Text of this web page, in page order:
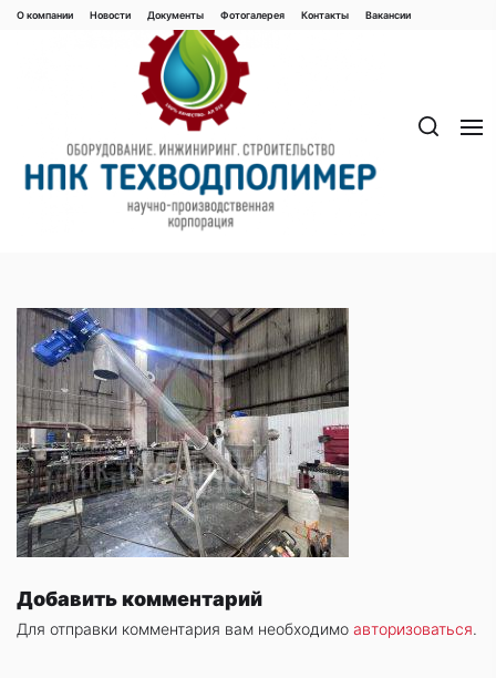
Перейти
Добавить комментарий
Для отправки комментария вам необходимо авторизоваться.
О компании Новости Документы Фотогалерея Контaкты Вакaнсии